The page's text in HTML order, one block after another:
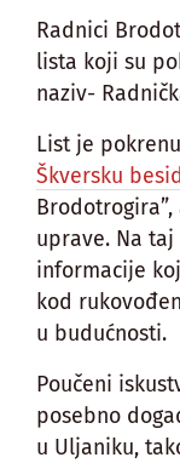
Radnici
lista koji su
naziv-
List je
Škversku
uprave. Na
informacije
kod
u budućnosti.
Poučeni
posebno
u Uljaniku,